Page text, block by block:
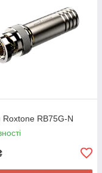
Roxtone RB75G-N